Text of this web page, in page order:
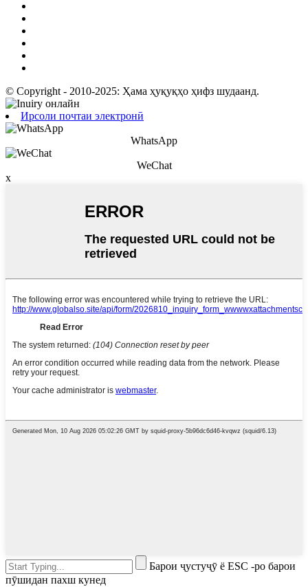
© Copyright - 2010-2025: Ҳама ҳуқуқҳо ҳифз шудаанд.
Ирсоли почтаи электронӣ
WhatsApp
WeChat
x
Барои ҷустуҷӯ ё ESC -ро барои
пӯшидан пахш кунед